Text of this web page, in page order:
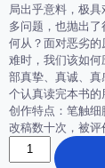
局出乎意料，极
多问题，也抛出
何从？面对恶劣
难时，我们该如
部真挚、真诚、
个认真读完本书的
创作特点：笔触
改稿数十次，被评
《生
命